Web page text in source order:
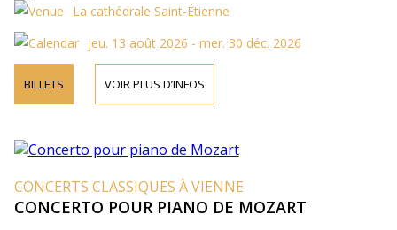
La cathédrale Saint-Étienne
jeu. 13 août 2026 - mer. 30 déc. 2026
BILLETS VOIR PLUS D’INFOS
CONCERTS CLASSIQUES À VIENNE
CONCERTO POUR PIANO DE MOZART